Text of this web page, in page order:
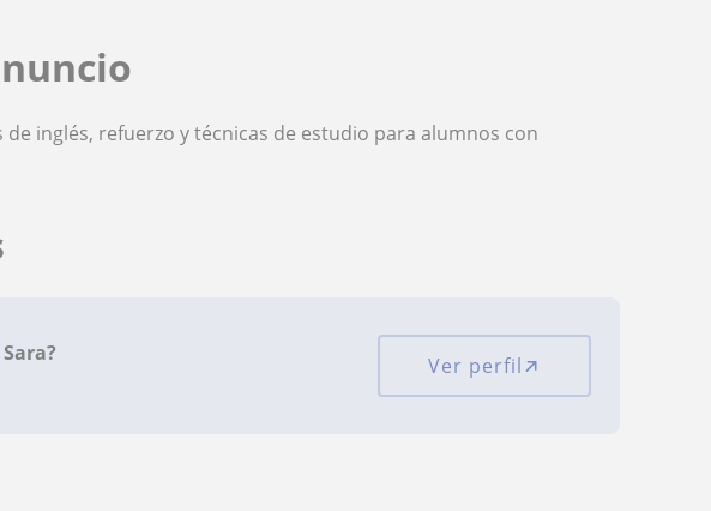
de inglés, refuerzo y técnicas de estudio para alumnos con
Ver perfil